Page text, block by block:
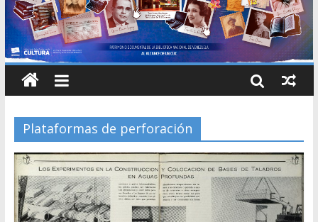
Plataformas de perforación